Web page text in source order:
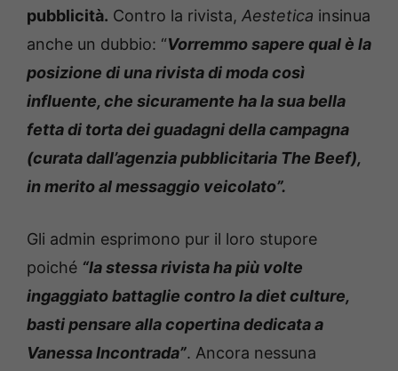
pubblicità. Contro la rivista, Aestetica insinua
anche un dubbio: “Vorremmo sapere qual è la
posizione di una rivista di moda così
influente, che sicuramente ha la sua bella
fetta di torta dei guadagni della campagna
(curata dall’agenzia pubblicitaria The Beef),
in merito al messaggio veicolato”.
Gli admin esprimono pur il loro stupore
poiché “la stessa rivista ha più volte
ingaggiato battaglie contro la diet culture,
basti pensare alla copertina dedicata a
Vanessa Incontrada”. Ancora nessuna